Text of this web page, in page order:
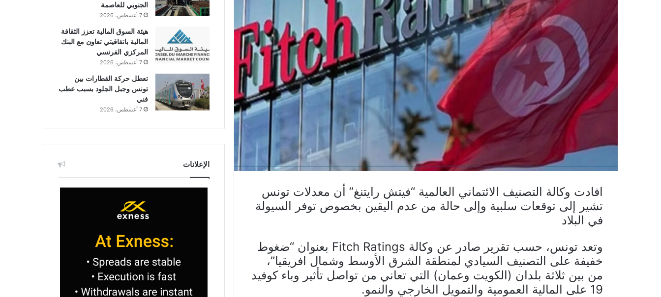
افادت وكالة التصنيف الائتماني العالمية “فيتش رايتنغ” أن معدلات تونس
تشير إلى توقعات سلبية وإلى حالة من عدم اليقين بخصوص توفر السيولة
في البلاد
وتعد تونس، حسب تقرير صادر عن وكالة Fitch Ratings بعنوان “ضغوط
خفيفة على التصنيف السيادي لمنطقة الشرق الأوسط وشمال افريقيا”،
من بين ثلاثة بلدان (الكويت وعمان) التي تعاني من تواصل تأثير وباء كوفيد
19 على المالية العمومية والتمويل الخارجي والنمو.
الجنوبي للعاصمة
7 أغسطس، 2026
هيئة السوق المالية تعزز الثقافة
المالية باتفاقيتي تعاون مع البنك
المركزي الفرنسي
7 أغسطس، 2026
تعطل حركة القطارات بين
تونس وجبل الجلود بسبب عطب
فني
7 أغسطس، 2026
الإعلانات